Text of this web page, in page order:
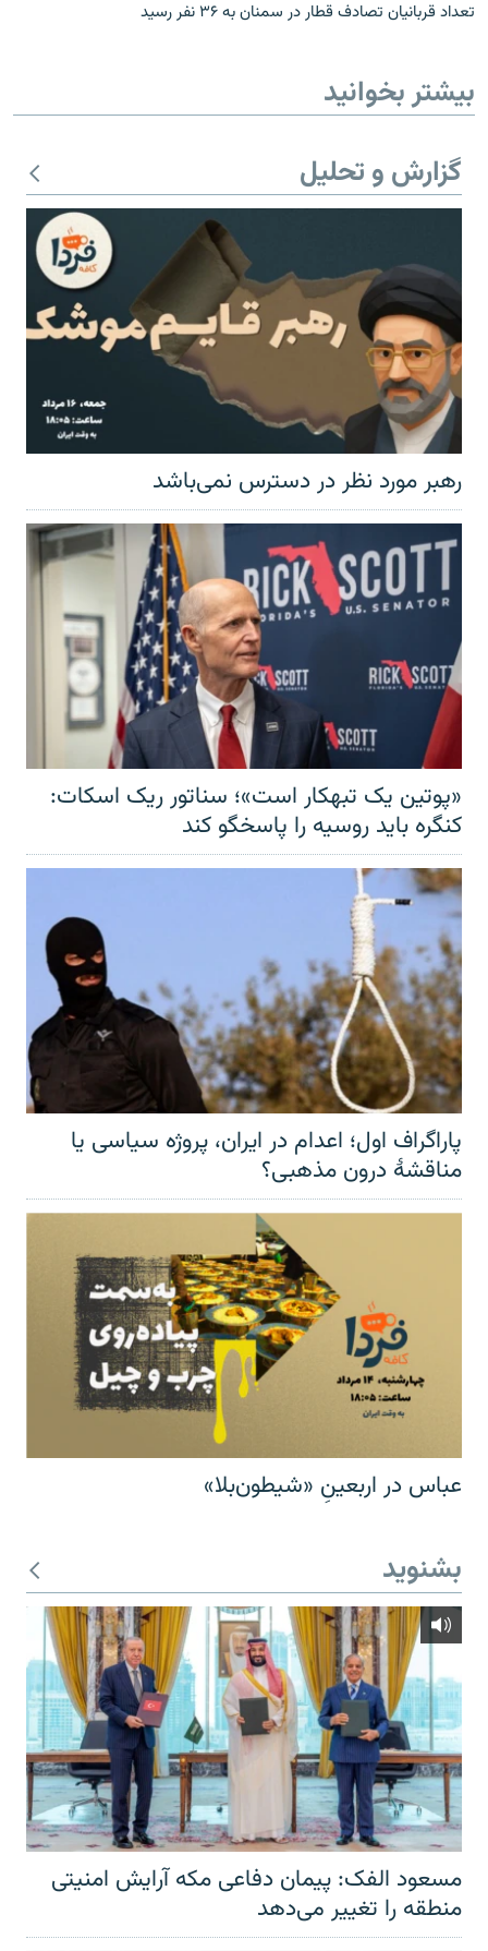
تعداد قربانیان تصادف قطار در سمنان به ۳۶ نفر رسید
بیشتر بخوانید
گزارش و تحلیل
رهبر مورد نظر در دسترس نمی‌باشد
«پوتین یک تبهکار است»؛ سناتور ریک اسکات:
کنگره باید روسیه را پاسخگو کند
پاراگراف اول؛ اعدام در ایران، پروژه سیاسی یا
مناقشهٔ درون مذهبی؟
عباس در اربعینِ «شیطون‌بلا»
بشنوید
مسعود الفک: پیمان دفاعی مکه آرایش امنیتی
منطقه را تغییر می‌دهد